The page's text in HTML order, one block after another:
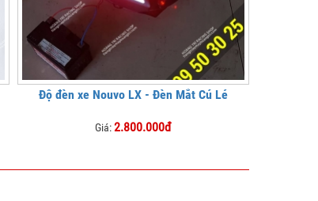
Độ đèn xe Nouvo LX - Đèn Mắt Cú Lé
Giá:2.800.000đ